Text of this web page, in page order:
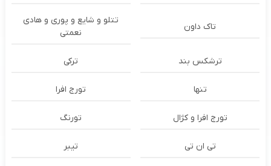
تاک داون
تتلو و شایع و پوری و هادی
نعمتی
ترشكس بند ترکی
تنها تورج افرا
تورج افرا و کژال تورنگ
تی ان تی تیبر